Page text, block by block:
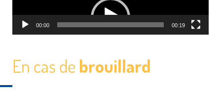
vidéo
00:00 00:19
En cas debrouillard